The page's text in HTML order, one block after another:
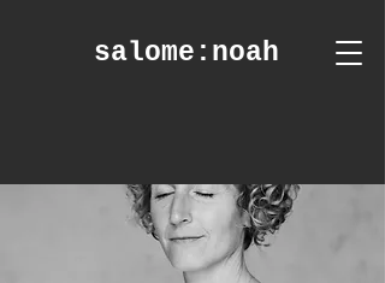
salome :noah